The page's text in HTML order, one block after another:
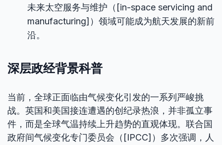
未来太空服务与维护（[in-space servicing and
manufacturing]）领域可能成为航天发展的新前
沿。
深层政经背景科普
当前，全球正面临由气候变化引发的一系列严峻挑
战。英国和美国接连遭遇的创纪录热浪，并非孤立事
件，而是全球气温持续上升趋势的直观体现。联合国
政府间气候变化专门委员会（[IPCC]）多次强调，人